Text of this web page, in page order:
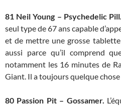
81 Neil Young – Psychedelic Pill.
seul type de 67 ans capable
et de mettre une grosse
aussi parce qu’il comprend
notamment les 16 minutes de
Giant. Il a toujours quelque chose
80 Passion Pit – Gossamer.